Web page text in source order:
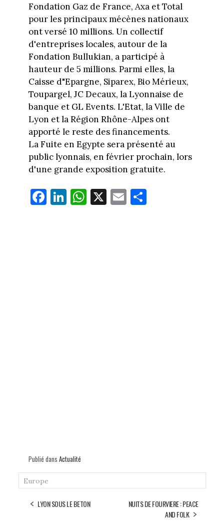
Fondation Gaz de France, Axa et Total
pour les principaux mécènes nationaux
ont versé 10 millions. Un collectif
d'entreprises locales, autour de la
Fondation Bullukian, a participé à
hauteur de 5 millions. Parmi elles, la
Caisse d"Epargne, Siparex, Bio Mérieux,
Toupargel, JC Decaux, la Lyonnaise de
banque et GL Events. L'Etat, la Ville de
Lyon et la Région Rhône-Alpes ont
apporté le reste des financements.
La Fuite en Egypte sera présenté au
public lyonnais, en février prochain, lors
d'une grande exposition gratuite.
Fa
ce
Li
nk
W
ha
X E
m
Pa
Publié dans Actualité
Europe
LYON SOUS LE BETON
NUITS DE FOURVIERE : PEACE
AND FOLK